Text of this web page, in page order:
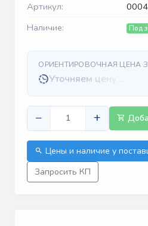
Артикул:
Наличие:
Под
ОРИЕНТИРОВОЧНАЯ ЦЕНА
Уточняем цену…
− +
Цены и наличие у
Запросить КП